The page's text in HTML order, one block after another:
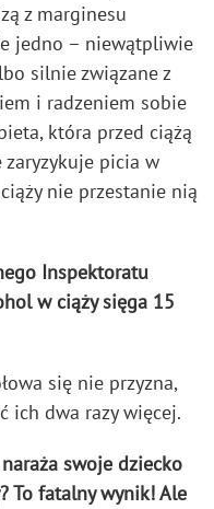
z marginesu
jedno – niewątpliwie
silnie związane z
i radzeniem sobie
która przed ciążą
picia w
nie przestanie nią
Inspektoratu
w ciąży sięga 15
się nie przyzna,
ich dwa razy więcej.
swoje dziecko
To fatalny wynik! Ale